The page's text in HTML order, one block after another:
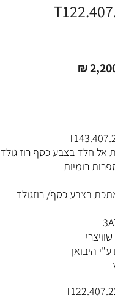
₪
אל חלד בצבע כסף רוז גולד
רומיות
בצבע כסף/ רוזגולד
היבואן